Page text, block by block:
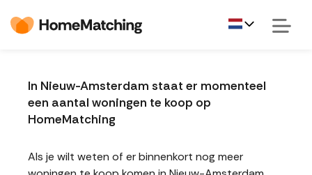
In Nieuw-Amsterdam staat er momenteel
een aantal woningen te koop op
HomeMatching
Als je wilt weten of er binnenkort nog meer